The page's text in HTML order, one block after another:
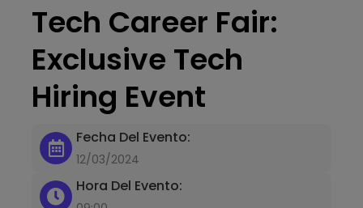
Tech Career Fair:
Exclusive Tech
Hiring Event
Fecha Del Evento:
12/03/2024
Hora Del Evento: